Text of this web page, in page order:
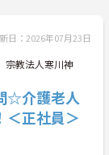
日：2026年07月23日
宗教法人寒川神
☆介護老人
＜正社員＞